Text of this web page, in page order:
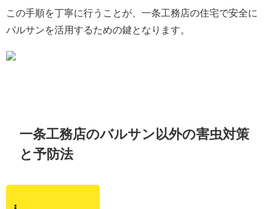
この手順を丁寧に行うことが、一条工務店の住宅で安全に
バルサンを活用するための鍵となります。
一条工務店のバルサン以外の害虫対策
と予防法